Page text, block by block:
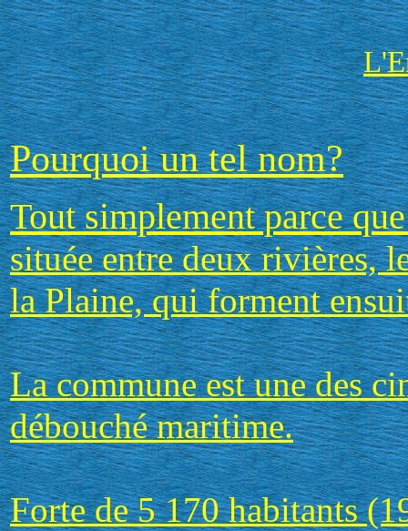
Pourquoi un tel nom?
Tout simplement parce
située entre deux rivières,
la Plaine, qui forment
La commune est une des
débouché maritime.
Forte de 5 170 habitants